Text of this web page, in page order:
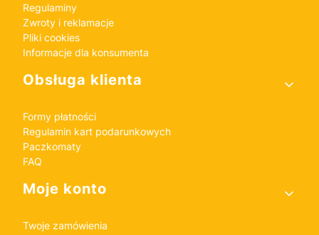
Regulaminy
Zwroty i reklamacje
Pliki cookies
Informacje dla konsumenta
Obsługa klienta
Formy płatności
Regulamin kart podarunkowych
Paczkomaty
FAQ
Moje konto
Twoje zamówienia